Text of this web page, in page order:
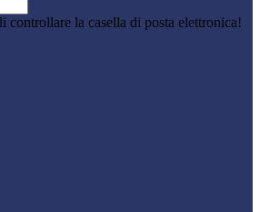
controllare la casella di posta elettronica!